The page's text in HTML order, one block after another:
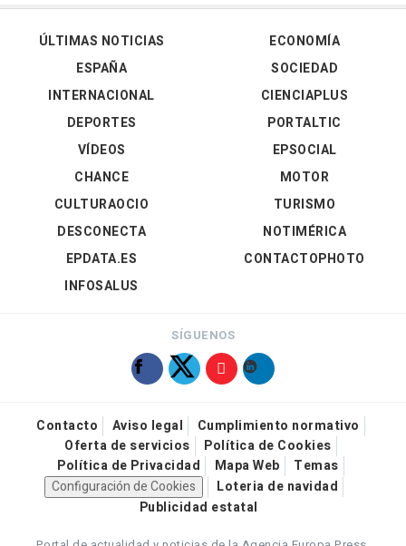
ÚLTIMAS NOTICIAS
ESPAÑA
INTERNACIONAL
DEPORTES
VÍDEOS
ECONOMÍA
SOCIEDAD
CIENCIAPLUS
PORTALTIC
EPSOCIAL
CHANCE
CULTURAOCIO
DESCONECTA
EPDATA.ES
INFOSALUS
MOTOR
TURISMO
NOTIMÉRICA
CONTACTOPHOTO
SÍGUENOS
Contacto Aviso legal
Cumplimiento normativo
Oferta de servicios
Política de Cookies
Política de Privacidad
Mapa Web
Temas
Configuración de Cookies
Loteria de navidad
Publicidad estatal